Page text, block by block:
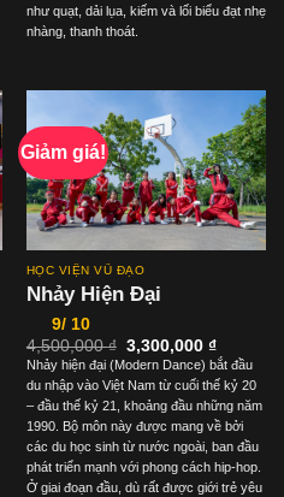
như quạt, dải lụa, kiếm và lối biểu đạt nhẹ
nhàng, thanh thoát.
₫.
Giảm giá!
HỌC VIỆN VŨ ĐẠO
Nhảy Hiện Đại
9/ 10
4,500,000₫ Giá
gốc
là:
4,500,000 ₫.
3,300,000 ₫Giá
hiện
tại
là:
Nhảy hiện đại (Modern Dance) bắt đầu
du nhập vào Việt Nam từ cuối thế kỷ 20
– đầu thế kỷ 21, khoảng đầu những năm
1990. Bộ môn này được mang về bởi
các du học sinh từ nước ngoài, ban đầu
phát triển mạnh với phong cách hip-hop.
Ở giai đoạn đầu, dù rất được giới trẻ yêu